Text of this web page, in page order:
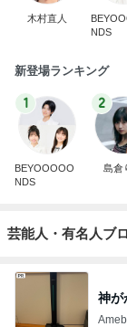
木村直人
NDS
新登場ランキング
1
BEYOOOOO
NDS
2
島倉
芸能人・有名人ブ
神が